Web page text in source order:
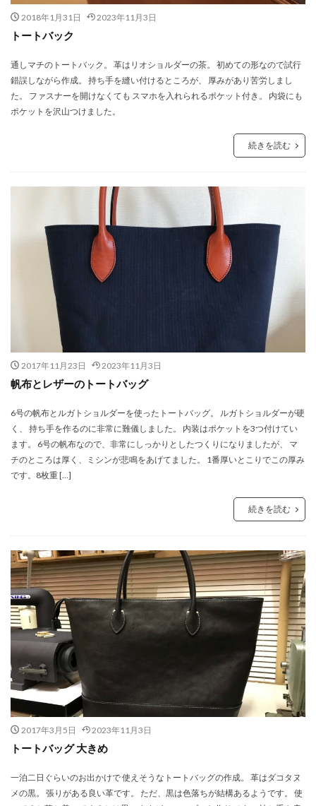
2018年1月31日 2023年11月3日
トートバック
通しマチのトートバック。 革はリオショルダーの茶。 初めての形なので試行
錯誤しながら作成。 持ち手を縫い付けるところが、 厚みがあり苦労しまし
た。 ファスナーを開けなくても スマホを入れられるポケット付き。 内袋にも
ポケットを沢山つけました。
続きを読む
2017年11月23日 2023年11月3日
帆布とレザーのトートバッグ
6号の帆布とルガトショルダーを使ったトートバッグ。 ルガトショルダーが硬
く、 持ち手を作るのに非常に難儀しました。 内装はポケットを3つ付けてい
ます。 6号の帆布なので、非常にしっかりとしたつくりになりましたが、 マ
チのところは厚く、ミシンが悲鳴をあげてました。 1番厚いとこりでこの厚み
です。8枚重 […]
続きを読む
2017年3月5日 2023年11月3日
トートバッグ 大きめ
一泊二日ぐらいのお出かけで 使えそうなトートバッグの作成。 革はダコタヌ
メの黒。 張りがある良い革です。 ただ、黒は色落ちが結構あるようです。 使